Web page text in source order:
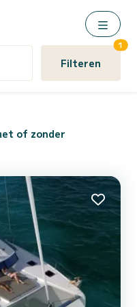
Filteren
1
of zonder